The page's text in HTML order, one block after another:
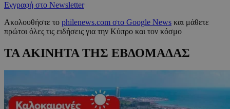
Εγγραφή στο Newsletter
Ακολουθήστε το philenews.com στο Google News και μάθετε
πρώτοι όλες τις ειδήσεις για την Κύπρο και τον κόσμο
ΤΑ ΑΚΙΝΗΤΑ ΤΗΣ ΕΒΔΟΜΑΔΑΣ